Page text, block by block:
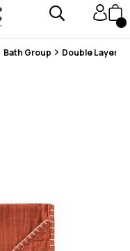
!
Ücretsiz !
Bath Group